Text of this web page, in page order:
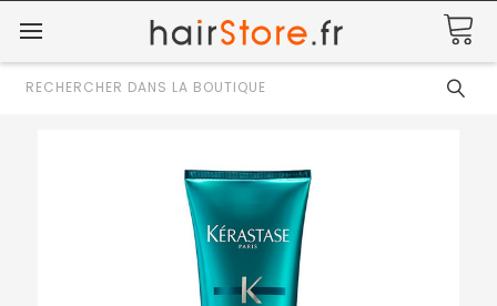
Rechercher